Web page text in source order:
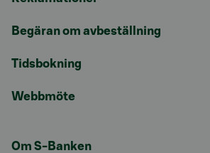
Begäran om avbeställning
Tidsbokning
Webbmöte
Om S-Banken